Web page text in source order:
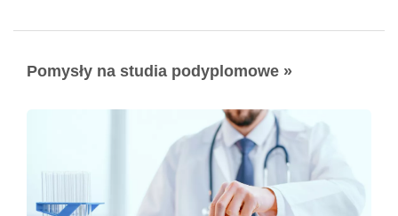
Pomysły na studia podyplomowe »